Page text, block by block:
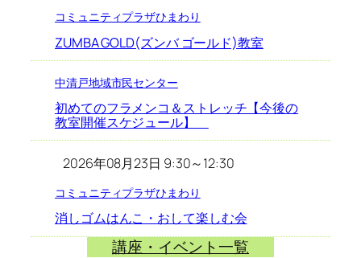
コミュニティプラザひまわり
ZUMBA GOLD(ズンバ ゴールド)教室
中清戸地域市民センター
初めてのフラメンコ＆ストレッチ【今後の
教室開催スケジュール】
2026年08月23日 9:30～12:30
コミュニティプラザひまわり
消しゴムはんこ・おして楽しむ会
講座・イベント一覧